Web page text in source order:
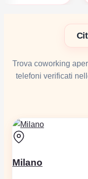
Trova coworking
telefoni verificati
Milano